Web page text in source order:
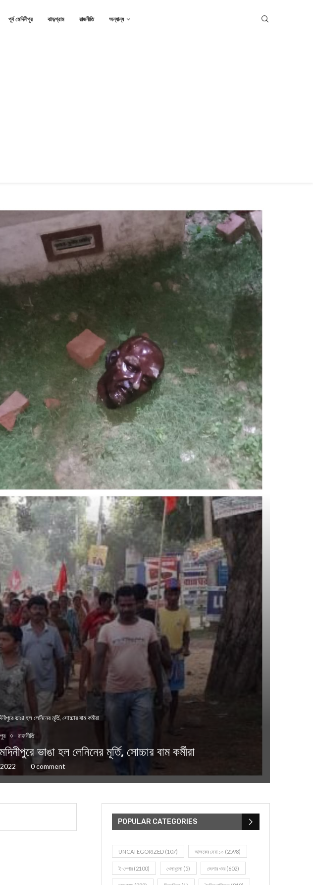
পূর্ব মেদিনীপুর ঝাড়গ্রাম রাজনীতি অন্যান্য
ভাঙা হল লেনিনের মূর্তি, সোচ্চার বাম কর্মীরা
রাজনীতি
ভাঙা হল লেনিনের মূর্তি, সোচ্চার বাম কর্মীরা
0 comment
POPULAR CATEGORIES
UNCATEGORIZED (107) আজকের সেরা ১০ (2598)
ই-পেপার (2100) খেলাধূলো (5) জেলার খবর (602)